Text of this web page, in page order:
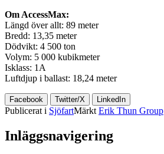
Om AccessMax:
Längd över allt: 89 meter
Bredd: 13,35 meter
Dödvikt: 4 500 ton
Volym: 5 000 kubikmeter
Isklass: 1A
Luftdjup i ballast: 18,24 meter
Facebook Twitter/X LinkedIn
Publicerat i SjöfartMärkt Erik Thun Group
Inläggsnavigering